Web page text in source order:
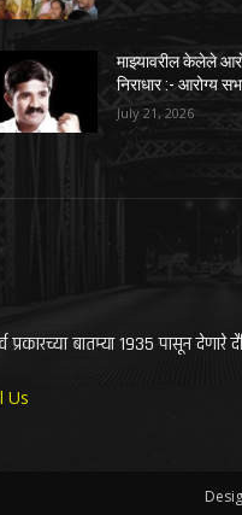
माझ्यावरील केलेले
निराधार :- आरोग्य
July 21, 2026
प्रकारच्या बातम्या 1935 पासून देणारे
Us